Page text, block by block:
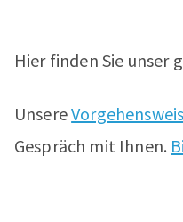
Hier finden Sie unser
Unsere
Gespräch mit Ihnen.